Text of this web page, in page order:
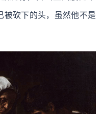
被砍下的头，虽然他不是